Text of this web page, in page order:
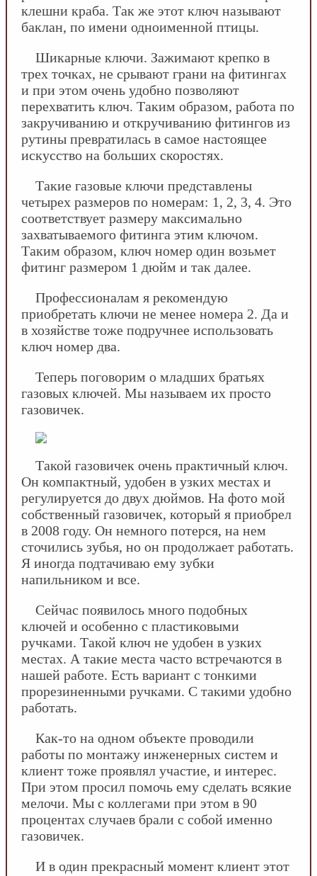
клешни краба. Так же этот ключ называют
баклан, по имени одноименной птицы.
Шикарные ключи. Зажимают крепко в
трех точках, не срывают грани на фитингах
и при этом очень удобно позволяют
перехватить ключ. Таким образом, работа по
закручиванию и откручиванию фитингов из
рутины превратилась в самое настоящее
искусство на больших скоростях.
Такие газовые ключи представлены
четырех размеров по номерам: 1, 2, 3, 4. Это
соответствует размеру максимально
захватываемого фитинга этим ключом.
Таким образом, ключ номер один возьмет
фитинг размером 1 дюйм и так далее.
Профессионалам я рекомендую
приобретать ключи не менее номера 2. Да и
в хозяйстве тоже подручнее использовать
ключ номер два.
Теперь поговорим о младших братьях
газовых ключей. Мы называем их просто
газовичек.
Такой газовичек очень практичный ключ.
Он компактный, удобен в узких местах и
регулируется до двух дюймов. На фото мой
собственный газовичек, который я приобрел
в 2008 году. Он немного потерся, на нем
сточились зубья, но он продолжает работать.
Я иногда подтачиваю ему зубки
напильником и все.
Сейчас появилось много подобных
ключей и особенно с пластиковыми
ручками. Такой ключ не удобен в узких
местах. А такие места часто встречаются в
нашей работе. Есть вариант с тонкими
прорезиненными ручками. С такими удобно
работать.
Как-то на одном объекте проводили
работы по монтажу инженерных систем и
клиент тоже проявлял участие, и интерес.
При этом просил помочь ему сделать всякие
мелочи. Мы с коллегами при этом в 90
процентах случаев брали с собой именно
газовичек.
И в один прекрасный момент клиент этот